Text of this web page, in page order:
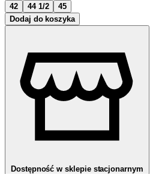
42 44 1/2
45
Dodaj do koszyka
Dostępność w sklepie stacjonarnym